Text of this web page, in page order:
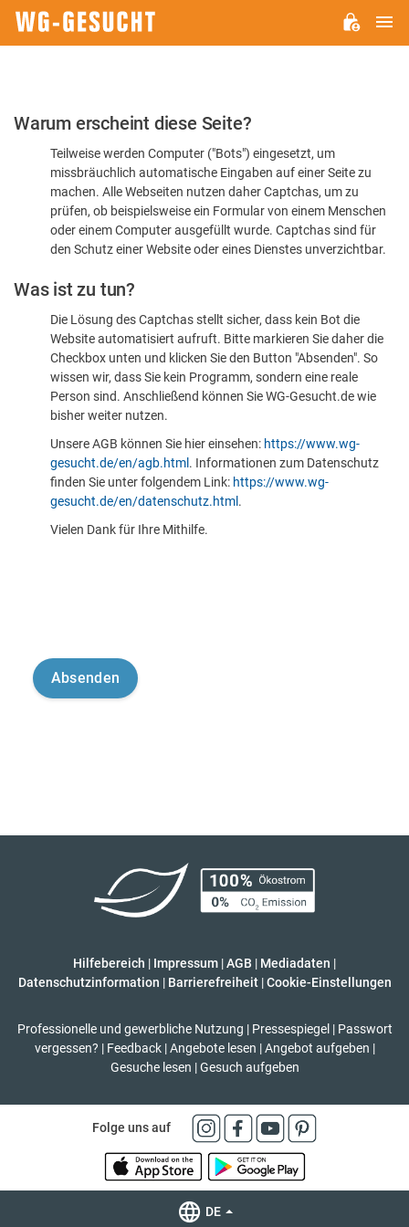
Bitte
dass
sind
Warum erscheint diese Seite?
Teilweise werden Computer ("Bots") eingesetzt, um
missbräuchlich automatische Eingaben auf einer Seite zu
machen. Alle Webseiten nutzen daher Captchas, um zu
prüfen, ob beispielsweise ein Formular von einem Menschen
oder einem Computer ausgefüllt wurde. Captchas sind für
den Schutz einer Website oder eines Dienstes unverzichtbar.
Was ist zu tun?
Die Lösung des Captchas stellt sicher, dass kein Bot die
Website automatisiert aufruft. Bitte markieren Sie daher die
Checkbox unten und klicken Sie den Button "Absenden". So
wissen wir, dass Sie kein Programm, sondern eine reale
Person sind. Anschließend können Sie WG-Gesucht.de wie
bisher weiter nutzen.
Unsere AGB können Sie hier einsehen: https://www.wg-
gesucht.de/en/agb.html . Informationen zum Datenschutz
finden Sie unter folgendem Link: https://www.wg-
gesucht.de/en/datenschutz.html .
Vielen Dank für Ihre Mithilfe.
Hilfebereich | Impressum |AGB | Mediadaten |
Datenschutzinformation | Barrierefreiheit | Cookie-Einstellungen
Professionelle und gewerbliche Nutzung | Pressespiegel | Passwort
vergessen? | Feedback | Angebote lesen | Angebot aufgeben |
Gesuche lesen | Gesuch aufgeben
Folge uns auf
DE